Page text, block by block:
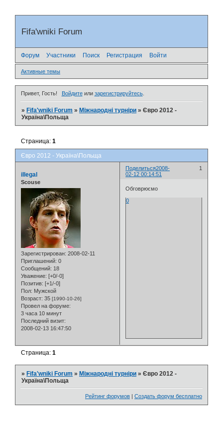
Fifa'wniki Forum
Форум Участники Поиск Регистрация Войти
Активные темы
Привет, Гость! Войдитеили зарегистрируйтесь.
»Fifa'wniki Forum »Міжнародні турніри »Євро 2012 -
Україна\Польща
Євро 2012 - Україна\Польща
Страница:1
Поделиться 1
2008-
02-12 00:14:51
illegal
Scouse
Зарегистрирован: 2008-02-11
Приглашений: 0
Сообщений: 18
Уважение: [+0/-0]
Позитив: [+1/-0]
Пол: Мужской
Возраст: 35 [1990-10-26]
Провел на форуме:
3 часа 10 минут
Последний визит:
2008-02-13 16:47:50
Обговрюємо
0
Страница:1
»Fifa'wniki Forum »Міжнародні турніри »Євро 2012 -
Україна\Польща
Рейтинг форумов Создать форум бесплатно